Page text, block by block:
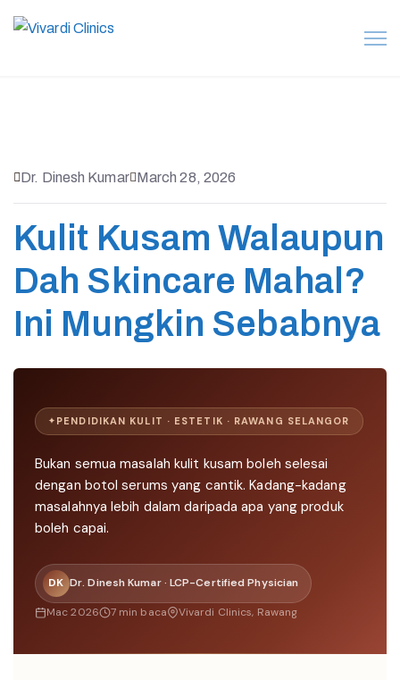
Dr. Dinesh Kumar March 28, 2026
Kulit Kusam Walaupun
Dah Skincare Mahal?
Ini Mungkin Sebabnya
PENDIDIKAN KULIT · ESTETIK · RAWANG SELANGOR
Bukan semua masalah kulit kusam boleh selesai
dengan botol serums yang cantik. Kadang-kadang
masalahnya lebih dalam daripada apa yang produk
boleh capai.
DK Dr. Dinesh Kumar · LCP-Certified Physician
Mac 2026 7 min baca Vivardi Clinics, Rawang